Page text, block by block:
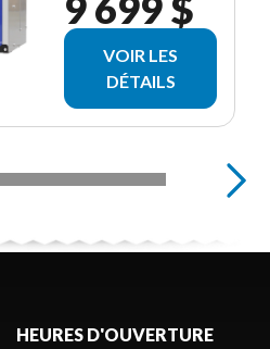
VOIR LES
DÉTAILS
HEURES D'OUVERTURE